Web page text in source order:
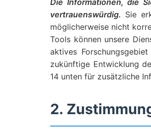
vertrauenswürdig. Sie
möglicherweise nicht
Tools können unsere
aktives
zukünftige Entwicklung
14 unten für zusätzliche
2.